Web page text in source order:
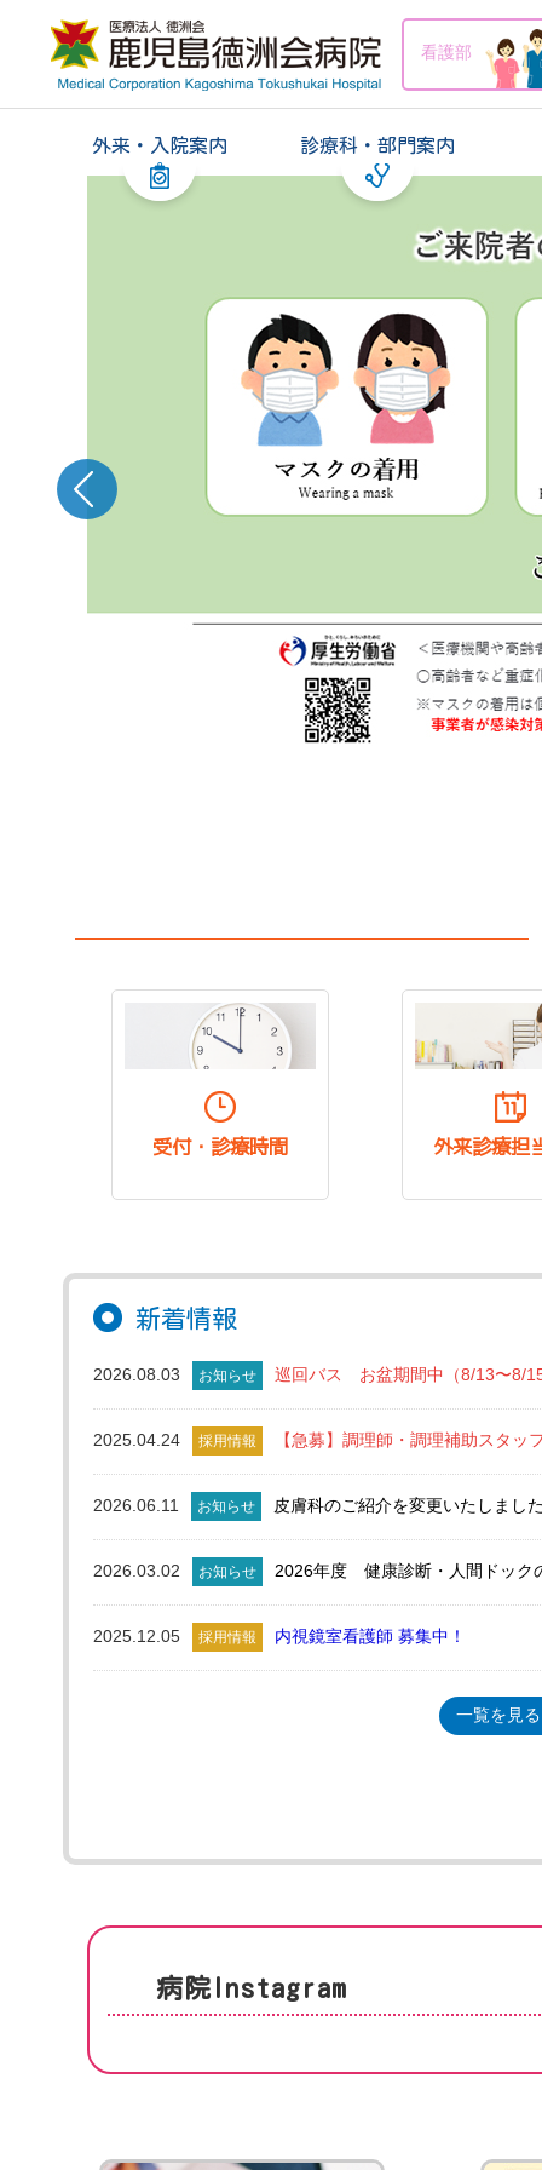
看護部
外来・入院案内 診療科・部門案内
受付・診療時間 外来診療担
新着情報
2026.08.03 お知らせ 巡回バス お盆期間中（8/13〜8/
2025.04.24 採用情報 【急募】調理師・調理補助スタッ
2026.06.11 お知らせ 皮膚科のご紹介を変更いたしまし
2026.03.02 お知らせ 2026年度 健康診断・人間ドック
2025.12.05 採用情報 内視鏡室看護師 募集中！
一覧を見る
病院Instagram